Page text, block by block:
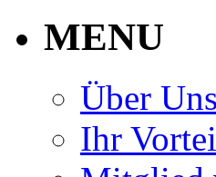
MENU
Über Uns
Ihr